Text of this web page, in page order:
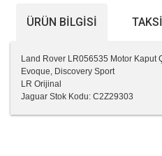
ÜRÜN BILGISI
Land Rover LR056535 Motor Kaput
Evoque, Discovery Sport
LR Orijinal
Jaguar Stok Kodu: C2Z29303